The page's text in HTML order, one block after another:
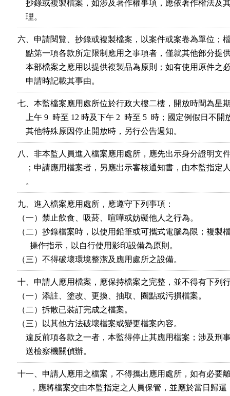
抄錄或複製檔案，如涉及著作權事項，應依著作權法及
    理。
六、申請閱覽、抄錄或複製檔案，以案件或案卷為單位；
點第一項各款所定限制應用之事項者，僅就其他部分提
本部檔案之應用以提供複製品為原則；如有使用原件之
    申請時記載其事由。
七、本監檔案應用處所位於行政大樓二樓，開放時間為星
上午 9  時至 12 時及下午 2  時至 5  時；國定例假日不開
    其他特殊原因停止開放時，另行公告週知。
八、非本監人員進入檔案應用處所，應先出示身分證明文
；申請應用檔案者，另應出示審核通知書，由本監指定
    。
九、進入檔案應用處所，應遵守下列事項：
（一）禁止飲食、吸菸、喧嘩或妨礙他人之行為。
（二）抄錄檔案時，以使用鉛筆或可攜式電腦為限；複製
      操作指示，以自行使用影印設備為原則。
（三）不得破壞環境整潔及應用處所之設備。
十、申請人應用檔案，應保持檔案之完整，並不得有下列
（一）添註、塗改、更換、抽取、圈點或污損檔案。
（二）拆散已裝訂完成之檔案。
（三）以其他方法破壞檔案或變更檔案內容。
違反前項各款之一者，本監得停止其應用檔案；涉及刑
    送檢察機關偵辦。
十一、申請人應用之檔案，不得攜出應用處所，如有必要
，應將檔案交由本監指定之人員保管，並應於當日歸